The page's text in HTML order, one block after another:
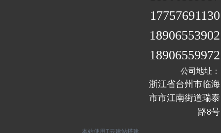
我知道了
17757691130
18906553902
18906559972
公司地址：
浙江省台州市临海
市市江南街道瑞泰
路8号
本站使用T云建站搭建